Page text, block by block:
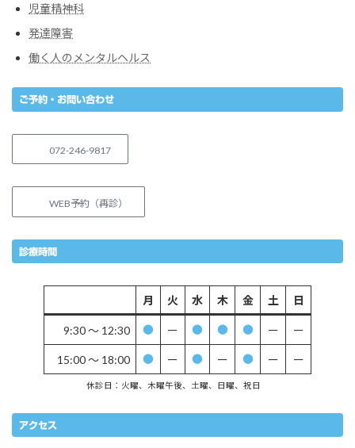
児童精神科
発達障害
働く人のメンタルヘルス
ご予約・お問い合わせ
072-246-9817
WEB予約（再診）
診療時間
月 火 水 木 金 土 日
9:30 〜 12:30 ● ー ● ● ● ー ー
15:00 〜 18:00 ● ー ● ー ● ー ー
休診日：火曜、木曜午後、土曜、日曜、祝日
アクセス